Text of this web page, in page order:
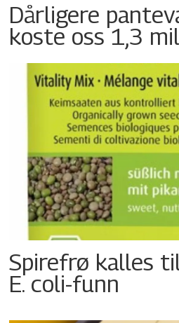
Dårligere
koste oss 1,3
Spirefrø kalles
E. coli-funn